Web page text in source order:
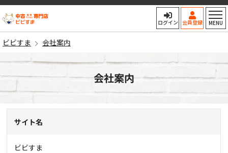
ログイン 会員登録 MENU
ビビすま 会社案内
会社案内
サイト名
ビビすま